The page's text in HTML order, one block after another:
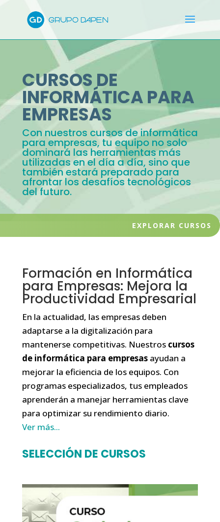
CURSOS DE
INFORMÁTICA PARA
EMPRESAS
Con nuestros cursos de informática
para empresas, tu equipo no solo
dominará las herramientas más
utilizadas en el día a día, sino que
también estará preparado para
afrontar los desafíos tecnológicos
del futuro.
EXPLORAR CURSOS
Formación en Informática
para Empresas: Mejora la
Productividad Empresarial
En la actualidad, las empresas deben
adaptarse a la digitalización para
mantenerse competitivas. Nuestros cursos
de informática para empresasayudan a
mejorar la eficiencia de los equipos. Con
programas especializados, tus empleados
aprenderán a manejar herramientas clave
para optimizar su rendimiento diario.
Ver más...
SELECCIÓN DE CURSOS